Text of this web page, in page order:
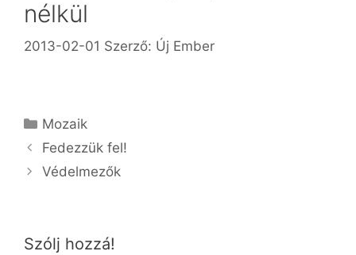
nélkül
2013-02-01 Szerző: Új Ember
Kategória
Mozaik
Fedezzük fel!
Védelmezők
Szólj hozzá!